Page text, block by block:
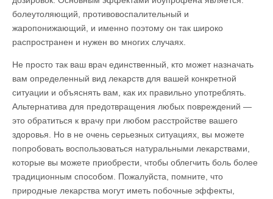
болеутоляющий, противовоспалительный и
жаропонижающий, и именно поэтому он так широко
распространен и нужен во многих случаях.
Не просто так ваш врач единственный, кто может назначать
вам определенный вид лекарств для вашей конкретной
ситуации и объяснять вам, как их правильно употреблять.
Альтернатива для предотвращения любых повреждений —
это обратиться к врачу при любом расстройстве вашего
здоровья. Но в не очень серьезных ситуациях, вы можете
попробовать воспользоваться натуральными лекарствами,
которые вы можете приобрести, чтобы облегчить боль более
традиционным способом. Пожалуйста, помните, что
природные лекарства могут иметь побочные эффекты,